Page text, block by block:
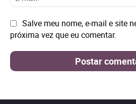
Site: Salve meu nome, e-mail e site
próxima vez que eu comentar.